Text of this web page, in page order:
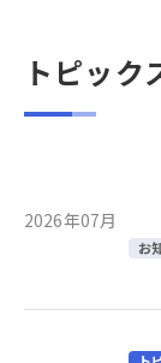
トピック
2026年07月
お